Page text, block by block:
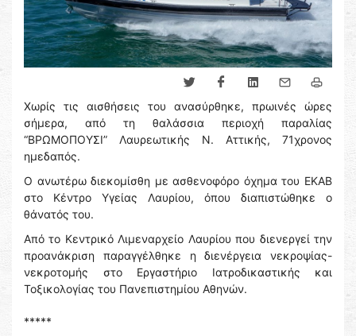
Χωρίς τις αισθήσεις του ανασύρθηκε, πρωινές ώρες
σήμερα, από τη θαλάσσια περιοχή παραλίας
“ΒΡΩΜΟΠΟΥΣΙ” Λαυρεωτικής Ν. Αττικής, 71χρονος
ημεδαπός.
Ο ανωτέρω διεκομίσθη με ασθενοφόρο όχημα του ΕΚΑΒ
στο Κέντρο Υγείας Λαυρίου, όπου διαπιστώθηκε ο
θάνατός του.
Από το Κεντρικό Λιμεναρχείο Λαυρίου που διενεργεί την
προανάκριση παραγγέλθηκε η διενέργεια νεκροψίας-
νεκροτομής στο Εργαστήριο Ιατροδικαστικής και
Τοξικολογίας του Πανεπιστημίου Αθηνών.
*****